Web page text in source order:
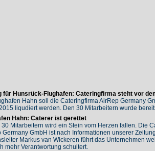
für Hunsrück-Flughafen: Cateringfirma steht vor
Hahn soll die Cateringfirma AirRep Germany
liqudiert werden. Den 30 Mitarbeitern wurde
Hahn: Caterer ist gerettet
30 Mitarbeitern wird ein Stein vom Herzen fallen. Die
Germany GmbH ist nach Informationen unserer
Markus van Wickeren führt das Unternehmen
mehr Verantwortung schultert.